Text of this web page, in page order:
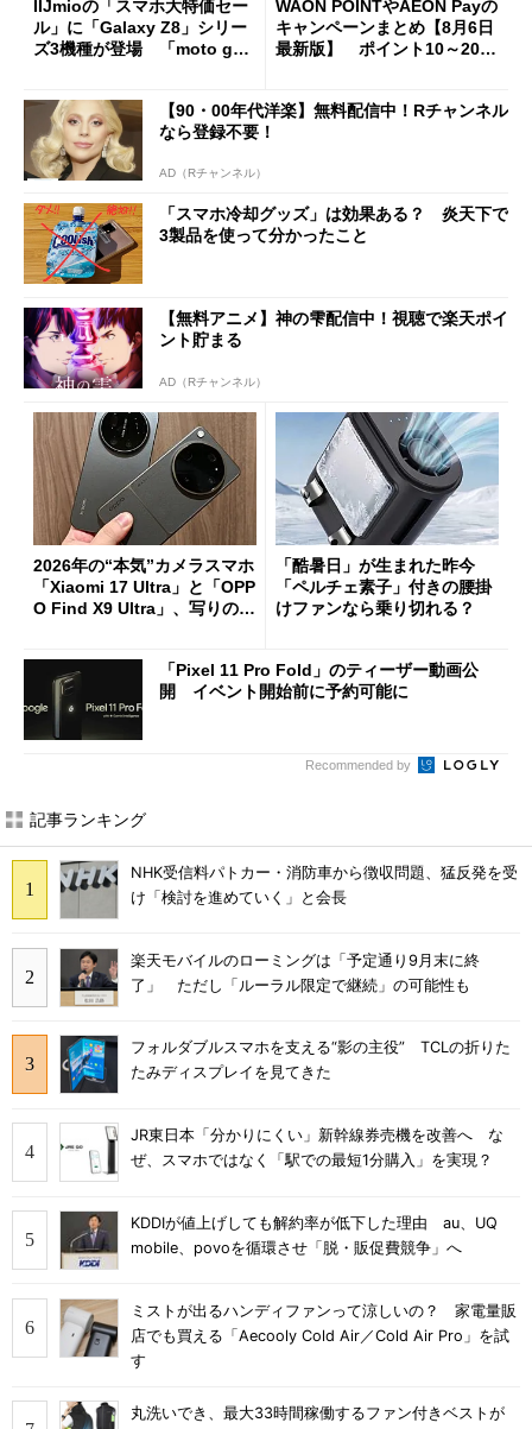
IIJmioの「スマホ大特価セー
ル」に「Galaxy Z8」シリー
ズ3機種が登場 「moto g37
WAON POINTやAEON Payの
キャンペーンまとめ【8月6日
最新版】 ポイント10～20倍
【90・00年代洋楽】無料配信中！Rチャンネル
なら登録不要！
AD（Rチャンネル）
「スマホ冷却グッズ」は効果ある？ 炎天下で
3製品を使って分かったこと
【無料アニメ】神の雫配信中！視聴で楽天ポイ
ント貯まる
AD（Rチャンネル）
2026年の“本気”カメラスマホ
「Xiaomi 17 Ultra」と「OPP
O Find X9 Ultra」、写りの違
「酷暑日」が生まれた昨今
「ペルチェ素子」付きの腰掛
けファンなら乗り切れる？
「Pixel 11 Pro Fold」のティーザー動画公
開 イベント開始前に予約可能に
Recommended by
記事ランキング
NHK受信料パトカー・消防車から徴収問題、猛反発を受
け「検討を進めていく」と会長
楽天モバイルのローミングは「予定通り9月末に終
了」 ただし「ルーラル限定で継続」の可能性も
フォルダブルスマホを支える“影の主役” TCLの折りた
たみディスプレイを見てきた
JR東日本「分かりにくい」新幹線券売機を改善へ な
ぜ、スマホではなく「駅での最短1分購入」を実現？
KDDIが値上げしても解約率が低下した理由 au、UQ
mobile、povoを循環させ「脱・販促費競争」へ
ミストが出るハンディファンって涼しいの？ 家電量販
店でも買える「Aecooly Cold Air／Cold Air Pro」を試
す
丸洗いでき、最大33時間稼働するファン付きベストが